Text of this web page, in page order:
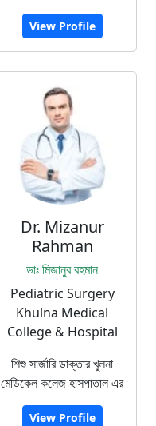
View Profile
Dr. Mizanur
Rahman
ডাঃ মিজানুর রহমান
Pediatric Surgery
Khulna Medical
College & Hospital
শিশু সার্জারি ডাক্তার খুলনা
মেডিকেল কলেজ হাসপাতাল এর
View Profile